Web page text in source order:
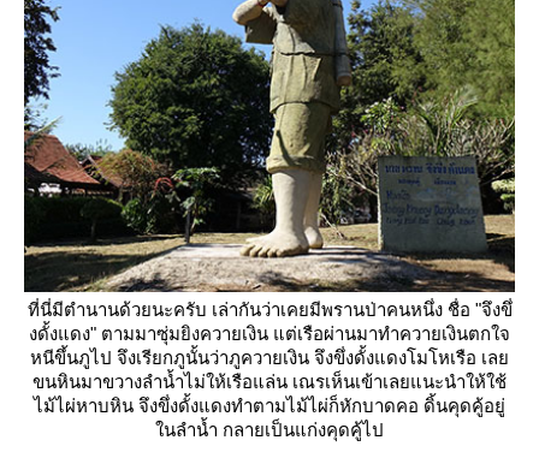
ที่นี่มีตำนานด้วยนะครับ เล่ากันว่าเคยมีพรานป่าคนหนึ่ง ชื่อ "จึงขึ่
งดั้งแดง" ตามมาซุ่มยิงควายเงิน แต่เรือผ่านมาทำควายเงินตกใจ
หนีขึ้นภูไป จึงเรียกภูนั้นว่าภูควายเงิน จึงขึ่งดั้งแดงโมโหเรือ เล
ขนหินมาขวางลำน้ำไม่ให้เรือแล่น เณรเห็นเข้าเลยแนะนำให้ใช้
ไม้ไผ่หาบหิน จึงขึ่งดั้งแดงทำตามไม้ไผ่ก็หักบาดคอ ดิ้นคุดคู้อยู่
นลำน้ำ กลายเป็นแก่งคุดคู้ไป